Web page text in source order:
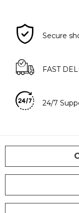
Secure
FAST
24/7